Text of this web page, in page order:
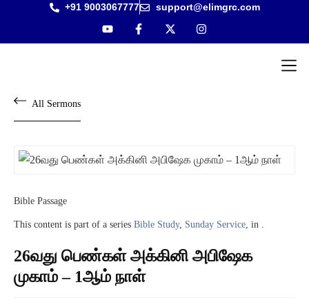
+91 9003067777 support@elimgrc.com
All Sermons
Bible Passage
This content is part of a series Bible Study, Sunday Service , in .
26வது பெண்கள் அக்கினி அபிஷேக
முகாம் – 1ஆம் நாள்